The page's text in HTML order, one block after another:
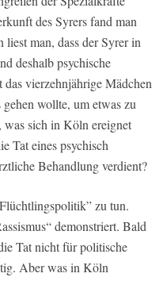
des Syrers fand man
man, dass der Syrer in
deshalb psychische
das vierzehnjährige Mädchen
wollte, um etwas zu
was sich in Köln ereignet
Tat eines psychisch
Behandlung verdient?
zu tun.
demonstriert. Bald
Tat nicht für politische
Aber was in Köln